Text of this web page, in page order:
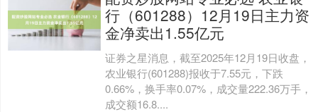
行（601288）12月19日主力资
金净卖出1.55亿元
证券之星消息，截至2025年12月19日收盘，
农业银行(601288)报收于7.55元，下跌
0.66%，换手率0.07%，成交量222.36万手，
成交额16.8....